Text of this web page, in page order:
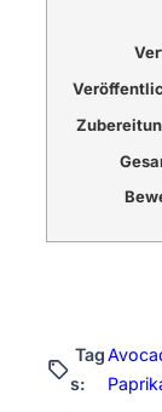
Tag
s: